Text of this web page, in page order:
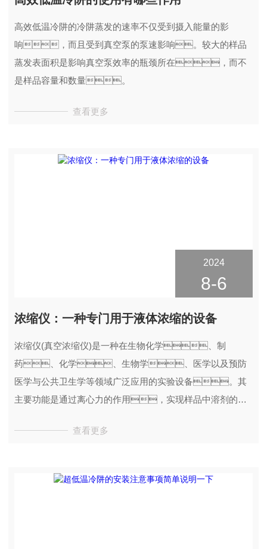
高效低温冷阱的冷阱蒸发的速率不仅受到摄入能量的影
响，而且受到真空泵的泵速影响。较大的样品
蒸发表面积是影响真空泵效率的瓶颈所在，而不
是样品容量和数量。
查看更多
2024
8-6
浓缩仪：一种专门用于液体浓缩的设备
浓缩仪(真空浓缩仪)是一种在生物化学、制
药、化学、生物学、医学以及预防
医学与公共卫生学等领域广泛应用的实验设备。其
主要功能是通过离心力的作用，实现样品中溶剂的快
查看更多